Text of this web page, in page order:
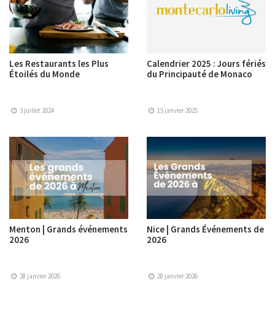
Les Restaurants les Plus
Étoilés du Monde
3 juillet 2024
Calendrier 2025 : Jours fériés
du Principauté de Monaco
15 janvier 2025
Menton | Grands événements
2026
28 janvier 2026
Nice | Grands Événements de
2026
28 janvier 2026